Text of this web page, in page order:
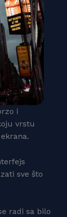
i
vrstu
sve što
radi sa bilo